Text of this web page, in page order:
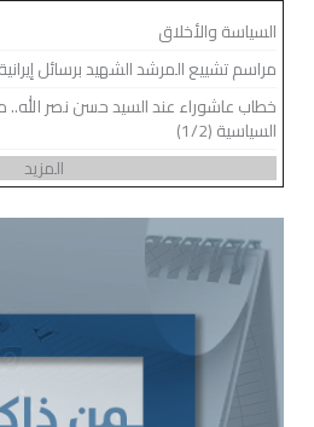
السياسة والأخلاق
مراسم تشييع المرشد الشهيد برسائل
خطاب عاشوراء عند السيد حسن نصر الله..
السياسية (1/2)
المزيد